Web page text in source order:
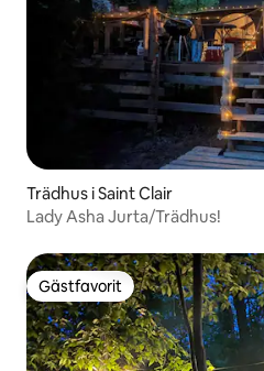
Trädhus i Saint Clair
Lady Asha Jurta/Trädhus!
Gästfavorit
Gästfavorit